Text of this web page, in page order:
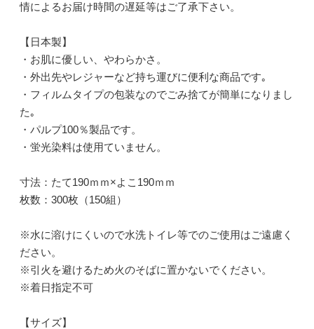
情によるお届け時間の遅延等はご了承下さい。
【日本製】
・お肌に優しい、やわらかさ。
・外出先やレジャーなど持ち運びに便利な商品です｡
・フィルムタイプの包装なのでごみ捨てが簡単になりまし
た｡
・パルプ100％製品です。
・蛍光染料は使用ていません。
寸法：たて190ｍｍ×よこ190ｍｍ
枚数：300枚（150組）
※水に溶けにくいので水洗トイレ等でのご使用はご遠慮く
ださい。
※引火を避けるため火のそばに置かないでください。
※着日指定不可
【サイズ】